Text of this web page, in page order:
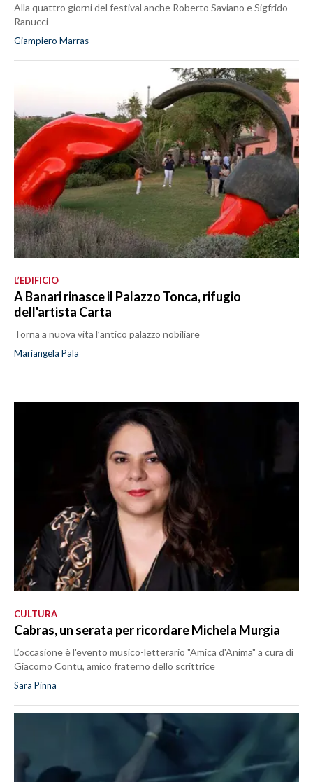
Alla quattro giorni del festival anche Roberto Saviano e Sigfrido
Ranucci
Giampiero Marras
L’EDIFICIO
A Banari rinasce il Palazzo Tonca, rifugio
dell'artista Carta
Torna a nuova vita l’antico palazzo nobiliare
Mariangela Pala
CULTURA
Cabras, un serata per ricordare Michela Murgia
L’occasione è l'evento musico-letterario "Amica d'Anima" a cura di
Giacomo Contu, amico fraterno dello scrittrice
Sara Pinna